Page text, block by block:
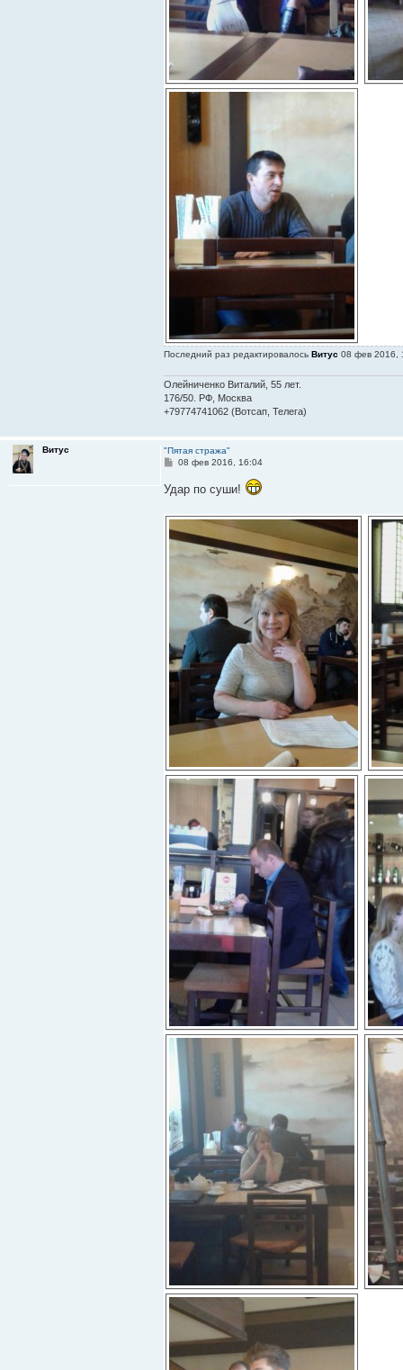
Последний раз редактировалосьВитус 08 фев 2016,
Олейниченко Виталий, 55 лет.
176/50. РФ, Москва
+79774741062 (Вотсап, Телега)
Витус
"Пятая стража"
С
б
е
08 фев 2016, 16:04
Удар по суши!